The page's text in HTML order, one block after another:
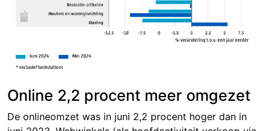
Online 2,2 procent meer omgezet
De onlineomzet was in juni 2,2 procent hoger dan in